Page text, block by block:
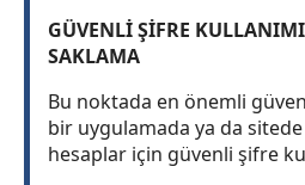
GÜVENLİ ŞİFRE
SAKLAMA
Bu noktada en önemli
bir uygulamada ya da
hesaplar için güvenli şifre